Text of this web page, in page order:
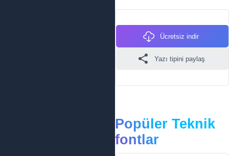
Ücretsiz indir
Yazı tipini paylaş
Popüler Teknik
fontlar